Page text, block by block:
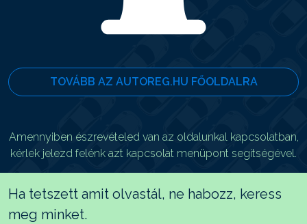
TOVÁBB AZ AUTOREG.HU FŐOLDALRA
Amennyiben észrevételed van az oldalunkal kapcsolatban,
kérlek jelezd felénk azt kapcsolat menüpont segítségével.
Ha tetszett amit olvastál, ne habozz, keress
meg minket.